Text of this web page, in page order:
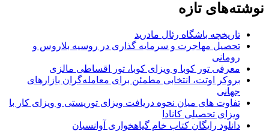
نوشته‌های تازه
تاریخچه باشگاه رئال مادرید
تحصیل مهاجرت و سرمایه گذاری در روسیه بلاروس و
رومانی
معرفی تور کوبا و ویزای کوبا، تور اقساطی مالزی
بروکر اوتت، انتخابی مطمئن برای معامله‌گران بازارهای
جهانی
تفاوت های میان نحوه دریافت ویزای توریستی و ویزای کار با
ویزای تحصیلی کانادا
دانلود رایگان کتاب خام گیاهخواری آوانسیان